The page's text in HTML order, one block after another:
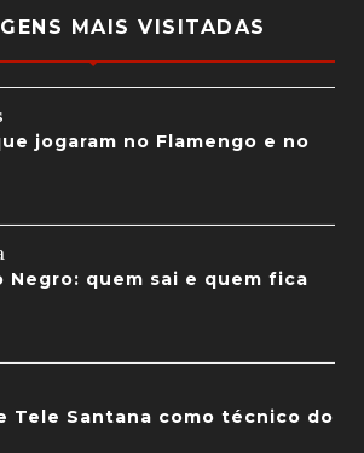
MAIS VISITADAS
jogaram no Flamengo e no
Negro: quem sai e quem fica
Tele Santana como técnico do